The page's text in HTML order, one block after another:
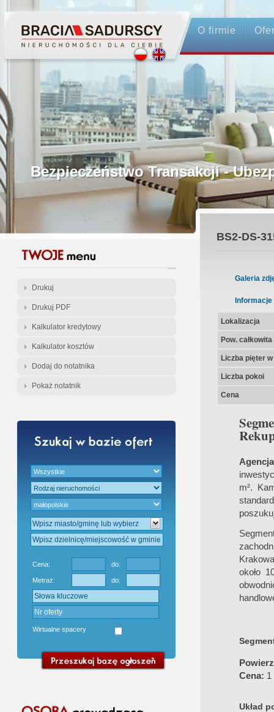
O firmie
Profesjonalne Pośrednictwo
Bezpieczeństwo Transakcji -
Licencjonowani Pośrednicy
Gwarancja Zwrotu Zadatku
Gratis - Przedwstępna Umowa
Drukuj
Drukuj PDF
Kalkulator kredytowy
Kalkulator kosztów
Dodaj do notatnika
Pokaż notatnik
Cena: do:
Metraż: do:
Wirtualne spacery
BS2-DS-
Galeria
Informacje
Lokalizacja
Pow.
Liczba pięter
Liczba pokoi
Cena
m².
około
Cena: 1
Układ